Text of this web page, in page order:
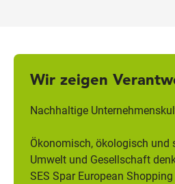
Wir zeigen
Nachhaltige
Ökonomisch, ökologisch und
Umwelt und Gesellschaft
SES Spar European